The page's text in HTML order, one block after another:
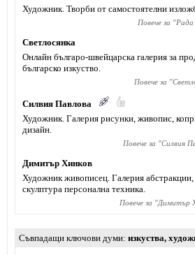
Художник. Творби от самостоятелни
Повече за "Рада
Светлосянка
Онлайн българо-швейцарска галерия за
българско изкуство.
Повече за "
Силвия Павлова
Художник. Галерия рисунки, живопис,
дизайн.
Повече за "Силвия
Димитър Хинков
Художник живописец. Галерия
скулптура персонална техника.
Повече за "Димитър
Съвпадащи ключови думи изкуства,